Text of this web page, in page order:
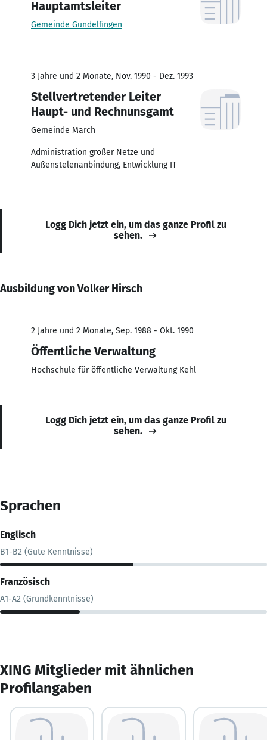
Hauptamtsleiter
Gemeinde Gundelfingen
3 Jahre und 2 Monate, Nov. 1990 - Dez. 1993
Stellvertretender Leiter
Haupt- und Rechnunsgamt
Gemeinde March
Administration großer Netze und
Außenstelenanbindung, Entwicklung IT
Logg Dich jetzt ein, um das ganze Profil zu
sehen.
Ausbildung von Volker Hirsch
2 Jahre und 2 Monate, Sep. 1988 - Okt. 1990
Öffentliche Verwaltung
Hochschule für öffentliche Verwaltung Kehl
Logg Dich jetzt ein, um das ganze Profil zu
sehen.
Sprachen
Englisch
B1-B2 (Gute Kenntnisse)
Französisch
A1-A2 (Grundkenntnisse)
XING Mitglieder mit ähnlichen
Profilangaben